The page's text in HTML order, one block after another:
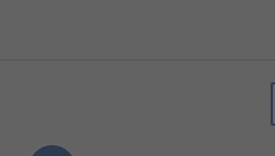
讯和电能脉冲变送输出等多功
和数字选项。